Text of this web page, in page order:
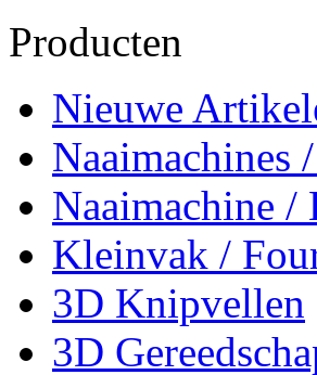
Producten
Nieuwe
Naaimachines
Naaimachine /
Kleinvak /
3D Knipvellen
3D